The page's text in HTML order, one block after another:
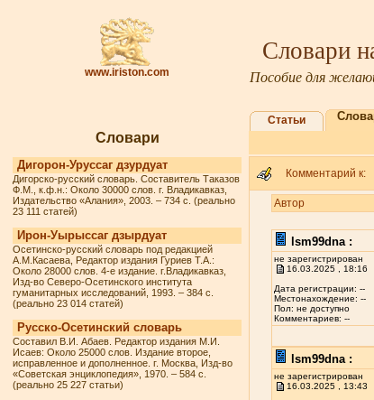
www.iriston.com
Словари
Пособие для
Словари
Дигорон-Уруссаг дзурдуат
Дигорско-русский словарь. Составитель Таказов
Ф.М., к.ф.н.: Около 30000 слов. г. Владикавказ,
Издательство «Алания», 2003. – 734 с. (реально
23 111 статей)
Ирон-Уырыссаг дзырдуат
Осетинско-русский словарь под редакцией
А.М.Касаева, Редактор издания Гуриев Т.А.:
Около 28000 слов. 4-е издание. г.Владикавказ,
Изд-во Северо-Осетинского института
гуманитарных исследований, 1993. – 384 с.
(реально 23 014 статей)
Русско-Осетинский словарь
Составил В.И. Абаев. Редактор издания М.И.
Исаев: Около 25000 слов. Издание второе,
исправленное и дополненное. г. Москва, Изд-во
«Советская энциклопедия», 1970. – 584 с.
(реально 25 227 статьи)
Статьи
Комментарий к:
Автор
lsm99dna :
не зарегистрирован
16.03.2025 , 18:16
Дата регистрации: --
Местонахождение: --
Пол: не доступно
Комментариев: --
lsm99dna :
не зарегистрирован
16.03.2025 , 13:43